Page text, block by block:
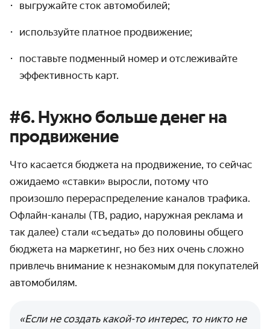
выгружайте сток автомобилей;
используйте платное продвижение;
поставьте подменный номер и отслеживайте
эффективность карт.
#6. Нужно больше денег на
продвижение
Что касается бюджета на продвижение, то сейчас
ожидаемо «ставки» выросли, потому что
произошло перераспределение каналов трафика.
Офлайн-каналы (ТВ, радио, наружная реклама и
так далее) стали «съедать» до половины общего
бюджета на маркетинг, но без них очень сложно
привлечь внимание к незнакомым для покупателей
автомобилям.
«Если не создать какой-то интерес, то никто не